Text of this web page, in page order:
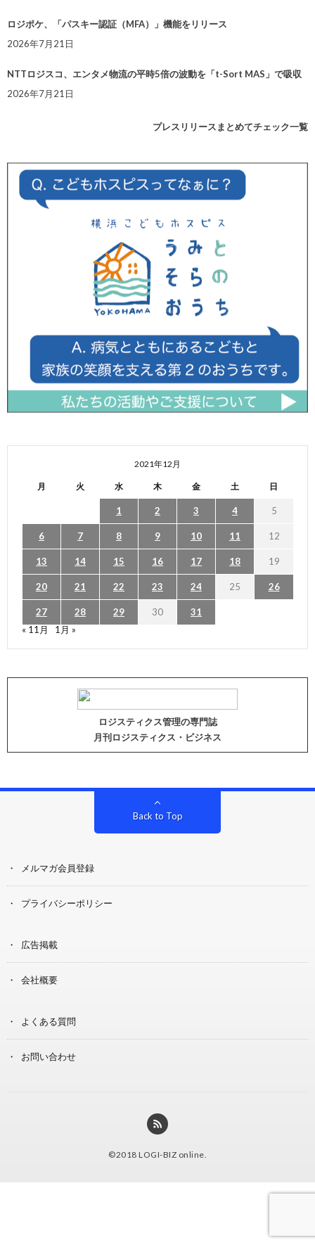
ロジポケ、「パスキー認証（MFA）」機能をリリース
2026年7月21日
NTTロジスコ、エンタメ物流の平時5倍の波動を「t-Sort MAS」で吸収
2026年7月21日
プレスリリースまとめてチェック一覧
2021年12月
月 火 水 木 金 土 日
1 2 3 4 5
6 7 8 9 10 11 12
13 14 15 16 17 18 19
20 21 22 23 24 25 26
27 28 29 30
31
« 11月
1月 »
ロジスティクス管理の専門誌
月刊ロジスティクス・ビジネス
Back to Top
メルマガ会員登録
プライバシーポリシー
広告掲載
会社概要
よくある質問
お問い合わせ
©2018 LOGI-BIZ online.